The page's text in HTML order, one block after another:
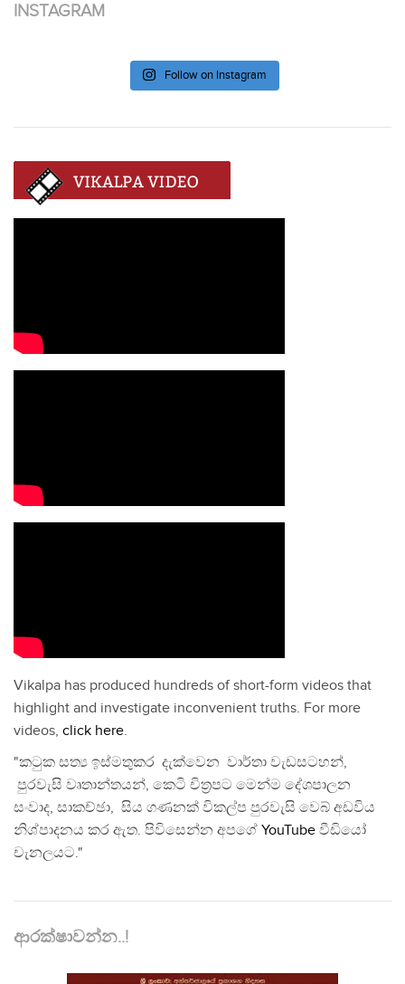
INSTAGRAM
Follow on Instagram
Vikalpa has produced hundreds of short-form videos that
highlight and investigate inconvenient truths. For more
videos, click here.
"කටුක සත්‍ය ඉස්මතුකර දැක්වෙන වාර්තා වැඩසටහන්,
පුරවැසි වෘතාන්තයන්, කෙටි චිත්‍රපට මෙන්ම දේශපාලන
සංවාද, සාකච්ඡා, සිය ගණනක් විකල්ප පුරවැසි වෙබ් අඩවිය
නිශ්පාදනය කර ඇත. පිවිසෙන්න අපගේ YouTube වීඩියෝ
චැනලයට."
ආරක්ෂාවන්න..!